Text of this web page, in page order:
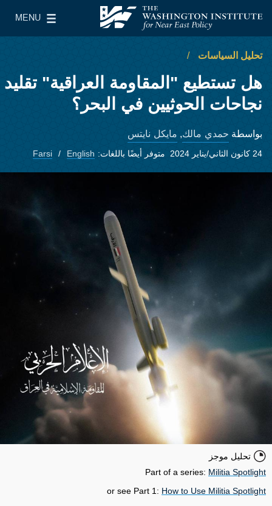
معهد واشنطن لسياسات الشرق الأدنى
MENU
Main Menu
تحليل السياسات
هل تستطيع "المقاومة العراقية" تقليد
نجاحات الحوثيين في البحر؟
بواسطة حمدي مالك, مايكل نايتس
24 كانون الثاني/يناير 2024 متوفر أيضًا باللغات: English
Farsi
تحليل موجز
Part of a series: Militia Spotlight
or see Part 1: How to Use Militia Spotlight